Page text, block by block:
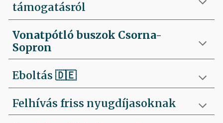
támogatásról
Vonatpótló buszok Csorna-
Sopron
Eboltás🇩🇪
Felhívás friss nyugdíjasoknak